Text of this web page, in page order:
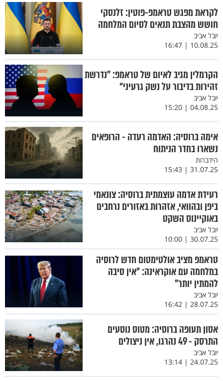
לקראת מפגש טראמפ-פוטין: זלנסקי
חושש מהצבת תנאים לסיום המלחמה
יובל אביב
10.08.25 | 16:47
הקרמלין מגיב לאיום של טראמפ: "נדרשת
זהירות בדיבור על נשק גרעיני“
יובל אביב
04.08.25 | 15:20
אימה ברוסיה: האדמה רעדה - הרופאים
נשארו בחדר הניתוח
הידברות
31.07.25 | 15:43
רעידת אדמה עוצמתית ברוסיה: צונאמי
ביפן ובהוואי, אזהרות באזורים נרחבים
באוקיינוס השקט
יובל אביב
30.07.25 | 10:00
טראמפ מציב אולטימטום חדש לרוסיה
במלחמה עם אוקראינה: "אין סיבה
להמתין יותר"
יובל אביב
28.07.25 | 16:42
אסון תעופה ברוסיה: מטוס נוסעים
התרסק - 49 נהרגו, אין ניצולים
יובל אביב
24.07.25 | 13:14